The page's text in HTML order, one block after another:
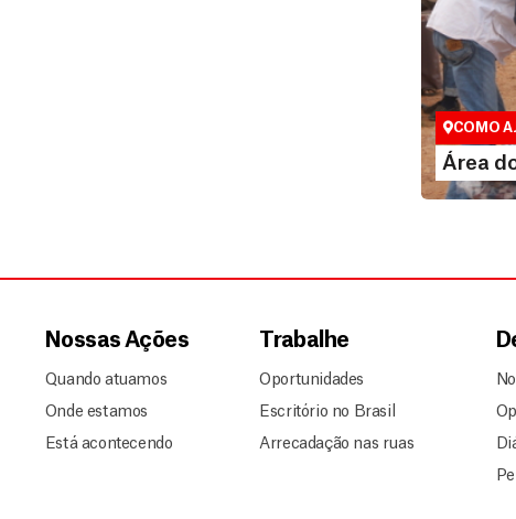
Área do
Espaço
COMO
Área
Nossas Ações
Quando atuamos
Onde estamos
Está acontecendo
Trabalhe
Oportunidades
Escritório no Brasil
Arrecadação nas ruas